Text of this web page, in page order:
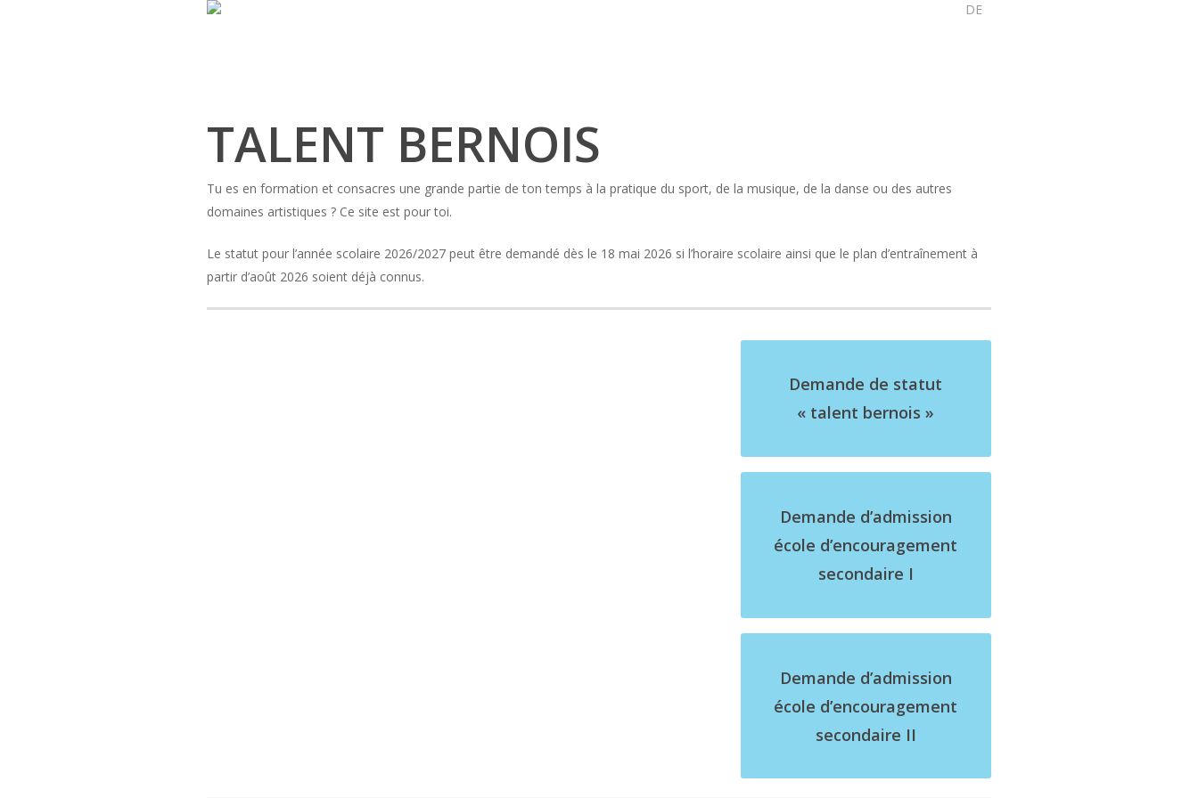
DE
TALENT BERNOIS
Tu es en formation et consacres une grande partie de ton temps à la pratique du sport, de la musique, de la danse ou des autres
domaines artistiques ? Ce site est pour toi.
Le statut pour l’année scolaire 2026/2027 peut être demandé dès le 18 mai 2026 si l’horaire scolaire ainsi que le plan d’entraînement à
partir d’août 2026 soient déjà connus.
Demande de statut
« talent bernois »
Demande d’admission
école d’encouragement
secondaire I
Demande d’admission
école d’encouragement
secondaire II